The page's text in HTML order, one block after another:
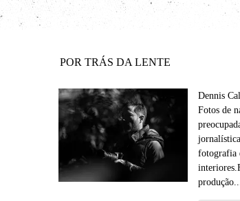
POR TRÁS DA LENTE
Dennis
Fotos de
fotografia